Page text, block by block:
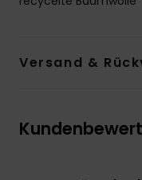
Versand &